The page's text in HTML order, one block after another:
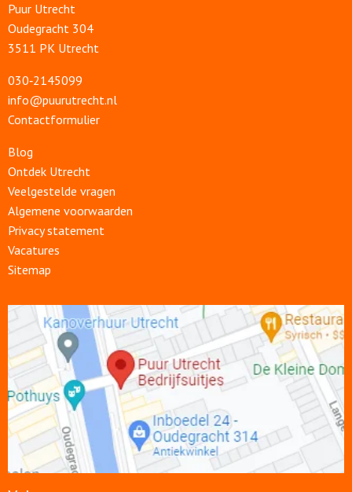
Puur Utrecht
Oudegracht 304
3511 PK Utrecht
030‑2145099
info@puurutrecht.nl
Contactformulier
Blog
Ontdek Utrecht
Veelgestelde vragen
Algemene voorwaarden
Privacy statement
Vacatures
Sitemap
link